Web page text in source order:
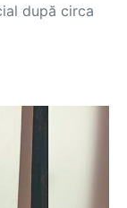
după circa